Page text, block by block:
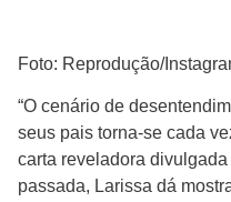
Foto: Reprodução/
“O cenário de
seus pais torna-se cada
carta reveladora
passada, Larissa dá